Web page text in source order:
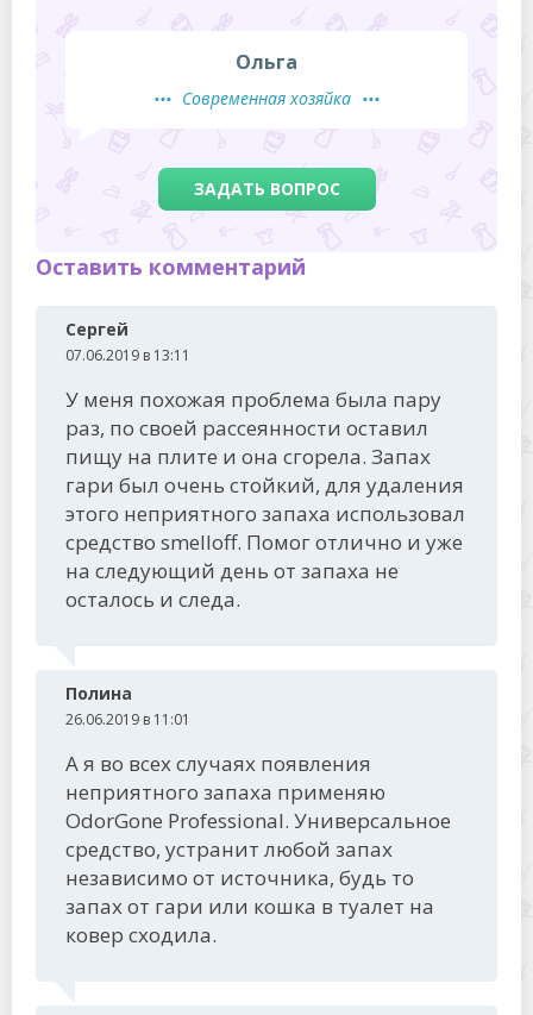
Ольга
Современная хозяйка
ЗАДАТЬ ВОПРОС
Оставить комментарий
Сергей
07.06.2019 в 13:11
У меня похожая проблема была пару
раз, по своей рассеянности оставил
пищу на плите и она сгорела. Запах
гари был очень стойкий, для удаления
этого неприятного запаха использовал
средство smelloff. Помог отлично и уже
на следующий день от запаха не
осталось и следа.
Полина
26.06.2019 в 11:01
А я во всех случаях появления
неприятного запаха применяю
OdorGone Professional. Универсальное
средство, устранит любой запах
независимо от источника, будь то
запах от гари или кошка в туалет на
ковер сходила.